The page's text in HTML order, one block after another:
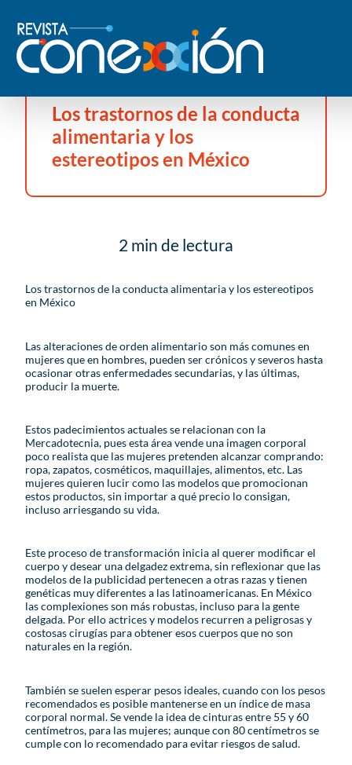
Los trastornos de la conducta
alimentaria y los
estereotipos en México
2 min de lectura
Los trastornos de la conducta alimentaria y los estereotipos
en México
Las alteraciones de orden alimentario son más comunes en
mujeres que en hombres, pueden ser crónicos y severos hasta
ocasionar otras enfermedades secundarias, y las últimas,
producir la muerte.
Estos padecimientos actuales se relacionan con la
Mercadotecnia, pues esta área vende una imagen corporal
poco realista que las mujeres pretenden alcanzar comprando:
ropa, zapatos, cosméticos, maquillajes, alimentos, etc. Las
mujeres quieren lucir como las modelos que promocionan
estos productos, sin importar a qué precio lo consigan,
incluso arriesgando su vida.
Este proceso de transformación inicia al querer modificar el
cuerpo y desear una delgadez extrema, sin reflexionar que las
modelos de la publicidad pertenecen a otras razas y tienen
genéticas muy diferentes a las latinoamericanas. En México
las complexiones son más robustas, incluso para la gente
delgada. Por ello actrices y modelos recurren a peligrosas y
costosas cirugías para obtener esos cuerpos que no son
naturales en la región.
También se suelen esperar pesos ideales, cuando con los pesos
recomendados es posible mantenerse en un índice de masa
corporal normal. Se vende la idea de cinturas entre 55 y 60
centímetros, para las mujeres; aunque con 80 centímetros se
cumple con lo recomendado para evitar riesgos de salud.